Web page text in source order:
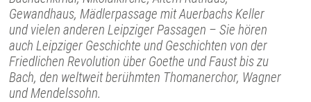
Gewandhaus, Mädlerpassage mit Auerbachs Keller
und vielen anderen Leipziger Passagen – Sie hören
auch Leipziger Geschichte und Geschichten von der
Friedlichen Revolution über Goethe und Faust bis zu
Bach, den weltweit berühmten Thomanerchor, Wagner
und Mendelssohn.